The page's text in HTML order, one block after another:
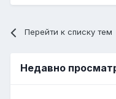
Перейти к списку тем
Недавно